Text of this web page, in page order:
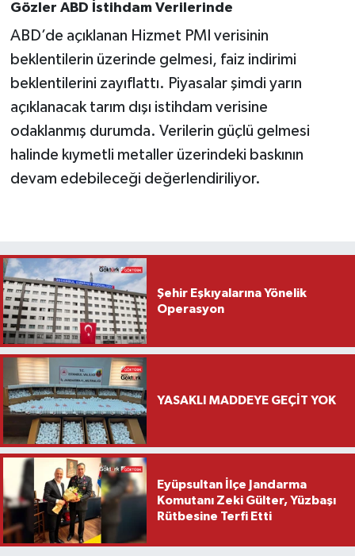
Gözler ABD İstihdam Verilerinde
ABD’de açıklanan Hizmet PMI verisinin
beklentilerin üzerinde gelmesi, faiz indirimi
beklentilerini zayıflattı. Piyasalar şimdi yarın
açıklanacak tarım dışı istihdam verisine
odaklanmış durumda. Verilerin güçlü gelmesi
halinde kıymetli metaller üzerindeki baskının
devam edebileceği değerlendiriliyor.
Şehir Eşkıyalarına Yönelik
Operasyon
YASAKLI MADDEYE GEÇİT YOK
Eyüpsultan İlçe Jandarma
Komutanı Zeki Gülter, Yüzbaşı
Rütbesine Terfi Etti